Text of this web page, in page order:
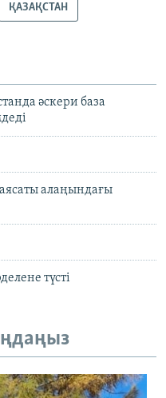
ҚАЗАҚСТАН
әскери база
алаңындағы
түсті